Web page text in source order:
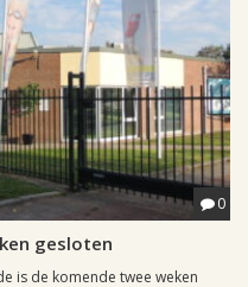
0
gesloten
is de komende twee weken